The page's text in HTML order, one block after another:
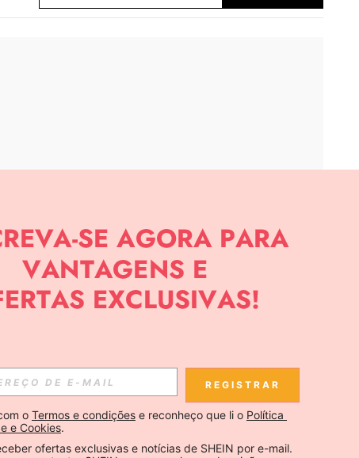
APP
SOBRE SHEIN.
REGISTRAR
o Termos e condições e reconheço que li o Política
e Cookies.
ofertas exclusivas e notícias de SHEIN por e-mail.